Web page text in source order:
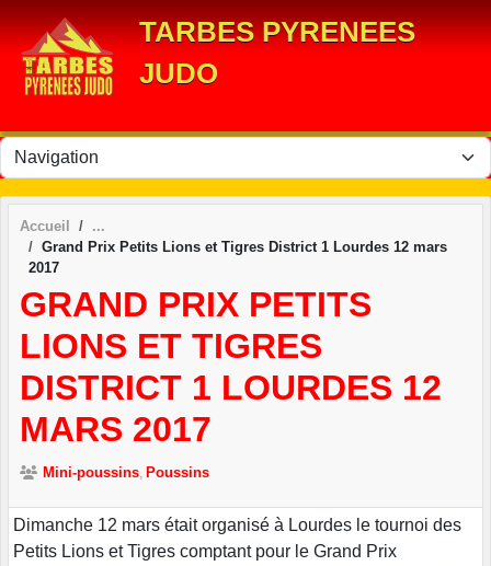
TARBES PYRENEES
JUDO
Accueil
Grand Prix Petits Lions et Tigres District 1 Lourdes 12 mars
2017
GRAND PRIX PETITS
LIONS ET TIGRES
DISTRICT 1 LOURDES 12
MARS 2017
Mini-poussins Poussins
Dimanche 12 mars était organisé à Lourdes le tournoi des
Petits Lions et Tigres comptant pour le Grand Prix
Panneau de gestion des cookies